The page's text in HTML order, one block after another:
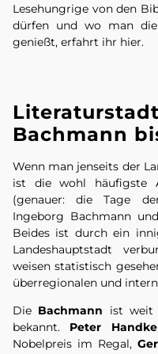
Lesehungrige von den
dürfen und wo man
genießt, erfahrt ihr hier.
Bachmann
Wenn man jenseits der
ist die wohl häufigste
(genauer: die Tage
Ingeborg Bachmann
Beides ist durch ein
Landeshauptstadt
weisen statistisch
überregionalen und
Die Bachmann ist weit
bekannt. Peter Handke
Nobelpreis im Regal,